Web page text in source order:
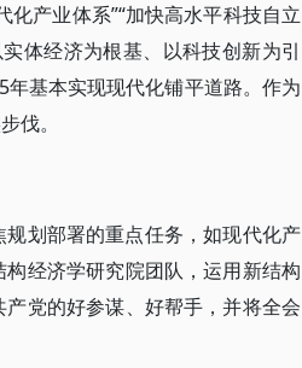
产业体系”“加快高水平科技自立
体经济为根基、以科技创新为引
基本实现现代化铺平道路。作为
伐。
划部署的重点任务，如现代化产
经济学研究院团队，运用新结构
党的好参谋、好帮手，并将全会